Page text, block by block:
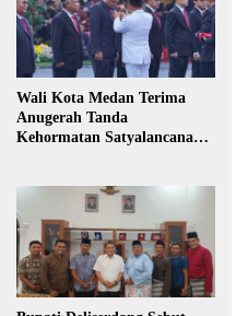
Wali Kota Medan Terima
Anugerah Tanda
Kehormatan Satyalancana